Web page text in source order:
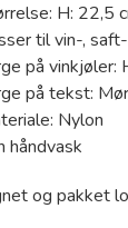
H: 22,5
til vin-,
på vinkjøler:
på tekst:
Nylon
håndvask
og pakket